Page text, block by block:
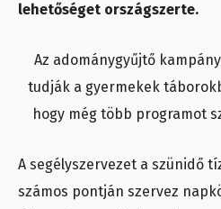
lehetőséget országszerte.
Az adománygyűjtő
tudják a gyermekek
hogy még több programot
A segélyszervezet a szünidő
számos pontján szervez